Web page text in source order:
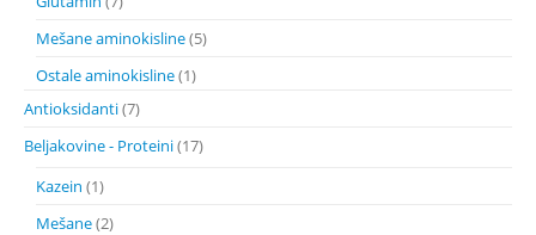
Mešane aminokisline(5)
Ostale aminokisline(1)
Antioksidanti(7)
Beljakovine - Proteini(17)
Kazein (1)
Mešane(2)